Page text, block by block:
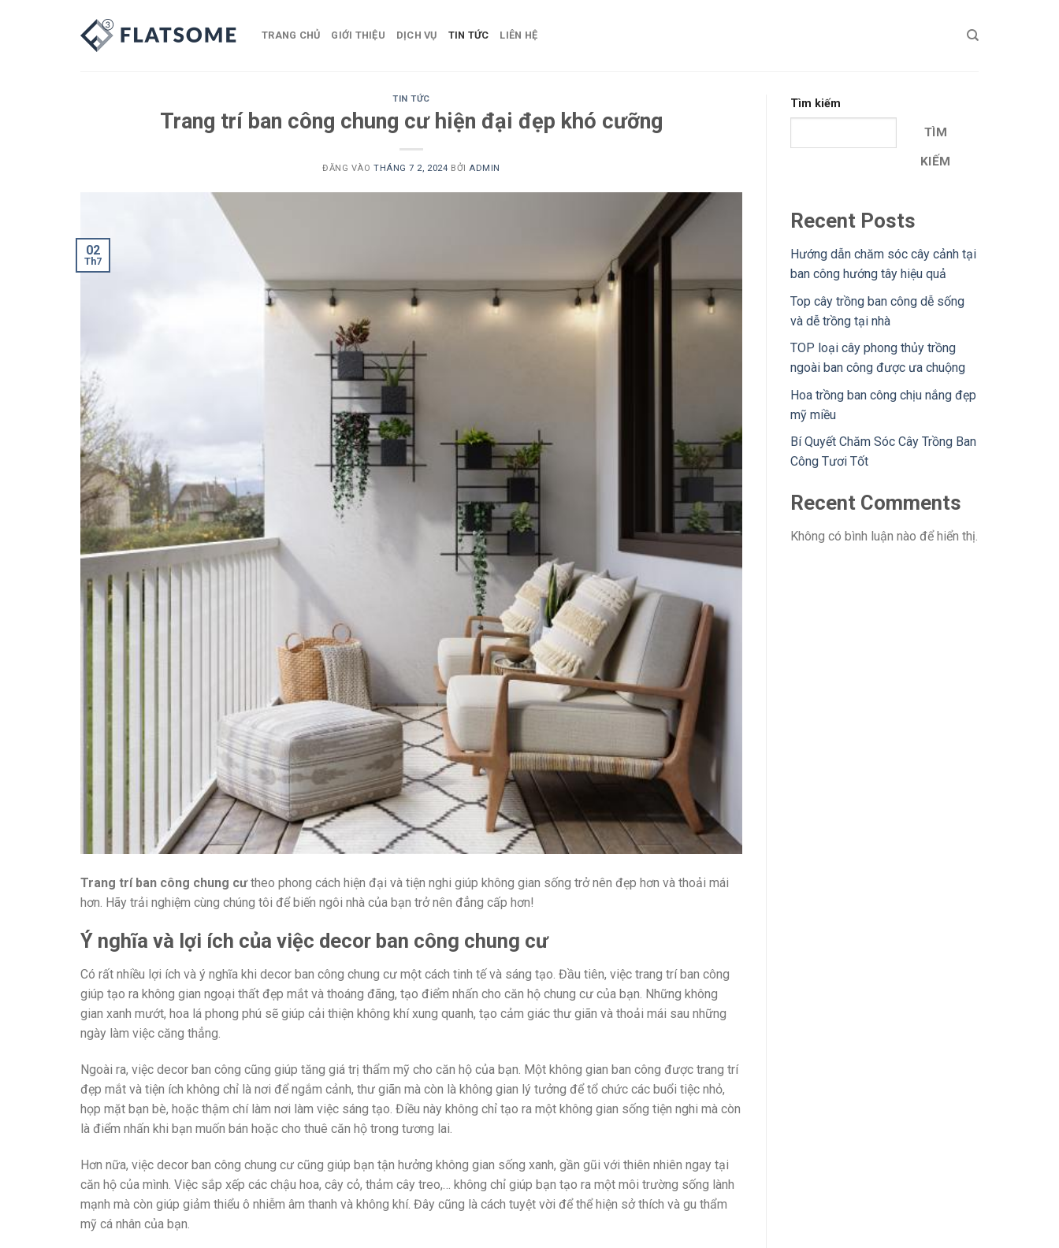
TRANG CHỦ GIỚI THIỆU DỊCH VỤ TIN TỨC LIÊN HỆ
TIN TỨC
Trang trí ban công chung cư hiện đại đẹp khó cưỡng
ĐĂNG VÀO THÁNG 7 2, 2024 BỞI ADMIN
02
Th7
Trang trí ban công chung cưtheo phong cách hiện đại và tiện nghi giúp không gian sống trở nên đẹp hơn và thoải mái
hơn. Hãy trải nghiệm cùng chúng tôi để biến ngôi nhà của bạn trở nên đẳng cấp hơn!
Ý nghĩa và lợi ích của việc decor ban công chung cư
Có rất nhiều lợi ích và ý nghĩa khi decor ban công chung cư một cách tinh tế và sáng tạo. Đầu tiên, việc trang trí ban công
giúp tạo ra không gian ngoại thất đẹp mắt và thoáng đãng, tạo điểm nhấn cho căn hộ chung cư của bạn. Những không
gian xanh mướt, hoa lá phong phú sẽ giúp cải thiện không khí xung quanh, tạo cảm giác thư giãn và thoải mái sau những
ngày làm việc căng thẳng.
Ngoài ra, việc decor ban công cũng giúp tăng giá trị thẩm mỹ cho căn hộ của bạn. Một không gian ban công được trang trí
đẹp mắt và tiện ích không chỉ là nơi để ngắm cảnh, thư giãn mà còn là không gian lý tưởng để tổ chức các buổi tiệc nhỏ,
họp mặt bạn bè, hoặc thậm chí làm nơi làm việc sáng tạo. Điều này không chỉ tạo ra một không gian sống tiện nghi mà còn
là điểm nhấn khi bạn muốn bán hoặc cho thuê căn hộ trong tương lai.
Hơn nữa, việc decor ban công chung cư cũng giúp bạn tận hưởng không gian sống xanh, gần gũi với thiên nhiên ngay tại
căn hộ của mình. Việc sắp xếp các chậu hoa, cây cỏ, thảm cây treo,… không chỉ giúp bạn tạo ra một môi trường sống lành
mạnh mà còn giúp giảm thiểu ô nhiễm âm thanh và không khí. Đây cũng là cách tuyệt vời để thể hiện sở thích và gu thẩm
mỹ cá nhân của bạn.
Tìm kiếm
TÌM
KIẾM
Recent Posts
Hướng dẫn chăm sóc cây cảnh tại
ban công hướng tây hiệu quả
Top cây trồng ban công dễ sống
và dễ trồng tại nhà
TOP loại cây phong thủy trồng
ngoài ban công được ưa chuộng
Hoa trồng ban công chịu nắng đẹp
mỹ miều
Bí Quyết Chăm Sóc Cây Trồng Ban
Công Tươi Tốt
Recent Comments
Không có bình luận nào để hiển thị.